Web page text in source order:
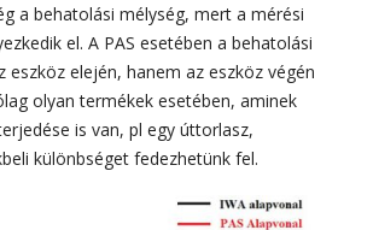
a behatolási mélység, mert a mérési
el. A PAS esetében a behatolási
eszköz elején, hanem az eszköz végén
olyan termékek esetében, aminek
is van, pl egy úttorlasz,
különbséget fedezhetünk fel.